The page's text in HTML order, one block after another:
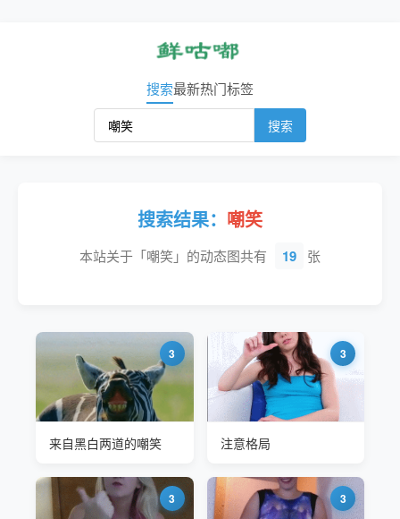
搜索最新热门标签
搜索
搜索结果： 嘲笑
本站关于「嘲笑」的动态图共有 19 张
3
来自黑白两道的嘲笑
3
注意格局
3 3